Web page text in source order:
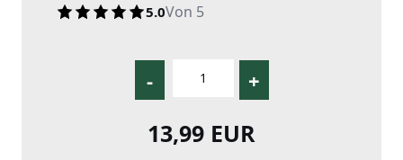
5.0Von 5
- +
13,99 EUR